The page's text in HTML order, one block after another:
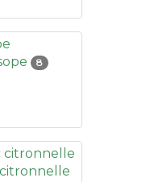
8
citronnelle